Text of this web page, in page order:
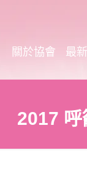
關於協會 最
2017